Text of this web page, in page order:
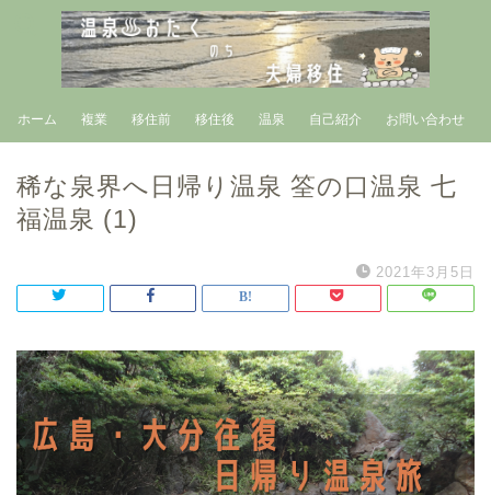
ホーム 複業 移住前 移住後 温泉 自己紹介 お問い合わせ
稀な泉界へ日帰り温泉 筌の口温泉 七
福温泉 (1)
2021年3月5日